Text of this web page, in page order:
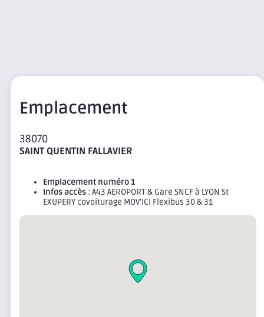
Emplacement
38070
SAINT QUENTIN FALLAVIER
Emplacement numéro 1
Infos accès : A43 AEROPORT & Gare SNCF à LYON St
EXUPERY covoiturage MOV'ICI Flexibus 30 & 31